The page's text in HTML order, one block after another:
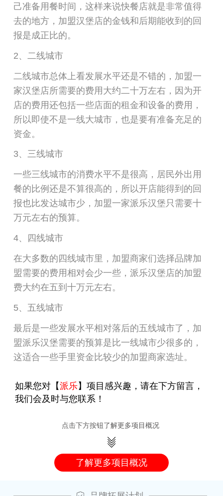
己准备用餐时间，这样来说快餐店就是非常值得
去的地方，加盟汉堡店的金钱和后期能收到的回
报是成正比的。
2、二线城市
二线城市总体上看发展水平还是不错的，加盟一
家汉堡店所需要的费用大约二十万左右，因为开
店的费用还包括一些店面的租金和设备的费用，
所以即使不是一线大城市，也是要有准备充足的
资金。
3、三线城市
一些三线城市的消费水平不是很高，居民外出用
餐的比例还是不算很高的，所以开店能得到的回
报也比发达城市少，加盟一家派乐汉堡只需要十
万元左右的预算。
4、四线城市
在大多数的四线城市里，加盟商家们选择品牌加
盟需要的费用相对会少一些，派乐汉堡店的加盟
费大约在五到十万元左右。
5、五线城市
最后是一些发展水平相对落后的五线城市了，加
盟派乐汉堡需要的预算是比一线城市少很多的，
这适合一些手里资金比较少的加盟商家选址。
如果您对【派乐】项目感兴趣，请在下方留言，
我们会及时与您联系！
点击下方按钮了解更多项目概况
了解更多项目概况